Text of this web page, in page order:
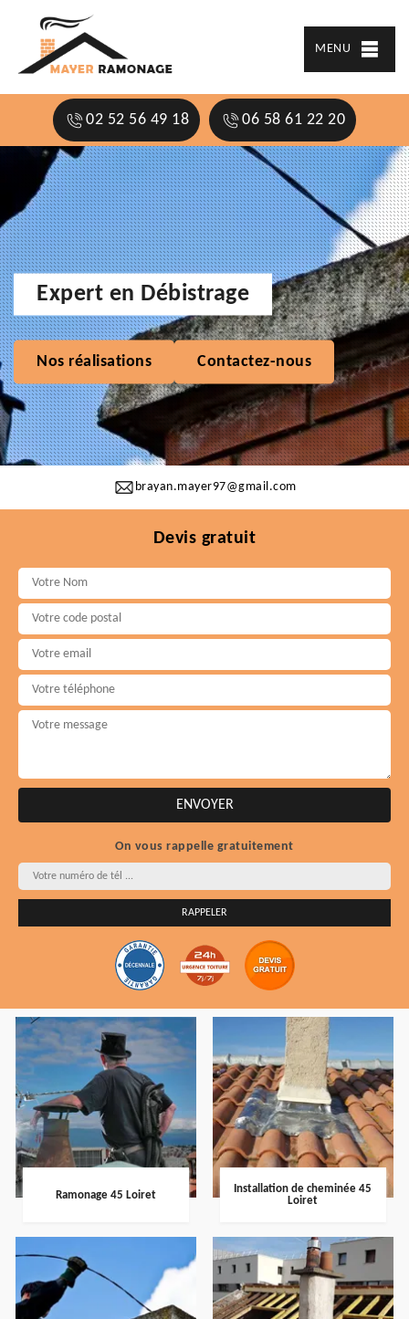
MENU
02 52 56 49 18 06 58 61 22 20
brayan.mayer97@gmail.com
Expert en Débistrage
Nos réalisations Contactez-nous
Devis gratuit
On vous rappelle gratuitement
Ramonage 45 Loiret
Installation de cheminée 45
Loiret